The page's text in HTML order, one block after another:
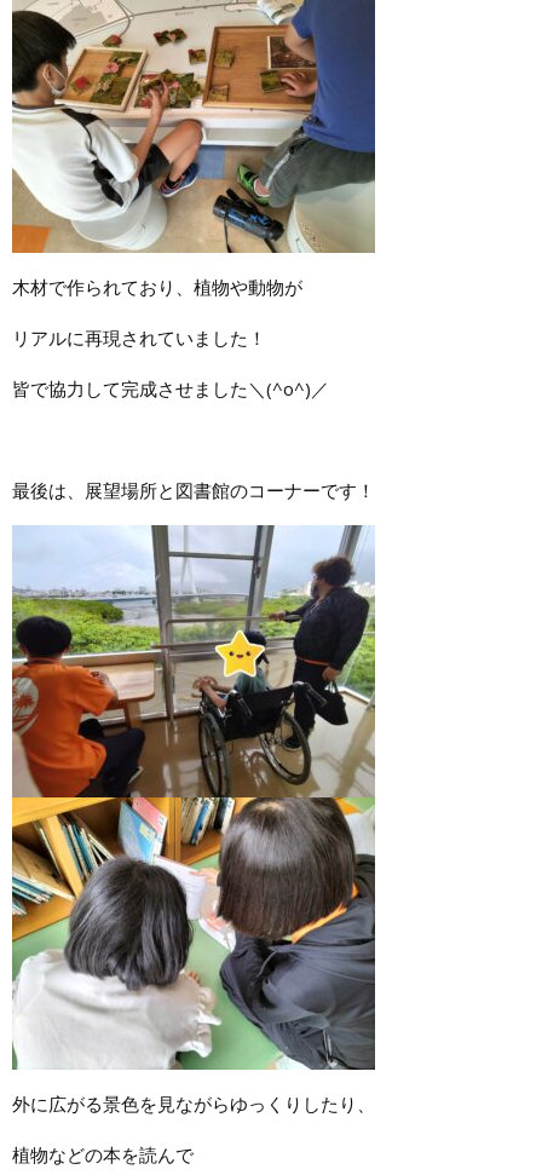
木材で作られており、植物や動物が
リアルに再現されていました！
皆で協力して完成させました＼(^o^)／
最後は、展望場所と図書館のコーナーです！
外に広がる景色を見ながらゆっくりしたり、
植物などの本を読んで